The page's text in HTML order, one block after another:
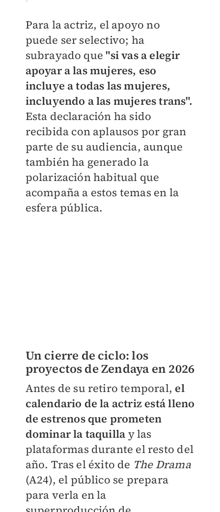
Para la actriz, el apoyo no
puede ser selectivo; ha
subrayado que "si vas a elegir
apoyar a las mujeres, eso
incluye a todas las mujeres,
incluyendo a las mujeres trans".
Esta declaración ha sido
recibida con aplausos por gran
parte de su audiencia, aunque
también ha generado la
polarización habitual que
acompaña a estos temas en la
esfera pública.
Un cierre de ciclo: los
proyectos de Zendaya en 2026
Antes de su retiro temporal, el
calendario de la actriz está lleno
de estrenos que prometen
dominar la taquilla y las
plataformas durante el resto del
año. Tras el éxito de The Drama
(A24), el público se prepara
para verla en la